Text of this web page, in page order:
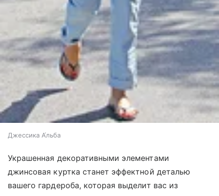
Джессика А́льба
Украшенная декоративными элементами
джинсовая куртка станет эффектной деталью
вашего гардероба, которая выделит вас из